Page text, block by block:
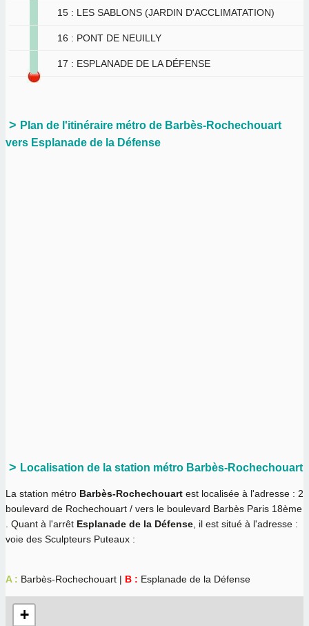
15 : LES SABLONS (JARDIN D'ACCLIMATATION)
16 : PONT DE NEUILLY
17 : ESPLANADE DE LA DÉFENSE
Plan de l'itinéraire métro de Barbès-Rochechouart
vers Esplanade de la Défense
Localisation de la station métro Barbès-Rochechouart
La station métro Barbès-Rochechouart est localisée à l'adresse : 2
boulevard de Rochechouart / vers le boulevard Barbès Paris 18ème
. Quant à l'arrêt Esplanade de la Défense , il est situé à l'adresse :
voie des Sculpteurs Puteaux :
A : Barbès-Rochechouart | B : Esplanade de la Défense
+